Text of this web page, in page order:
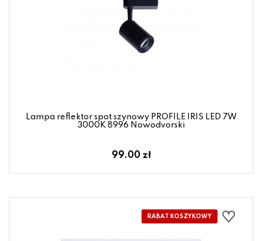
Lampa reflektor spot szynowy PROFILE IRIS LED 7W
3000K 8996 Nowodvorski
99.00 zł